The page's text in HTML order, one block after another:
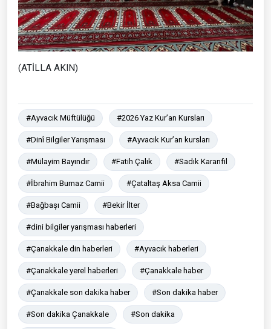
(ATİLLA AKIN)
#Ayvacık Müftülüğü #2026 Yaz Kur’an Kursları
#Dinî Bilgiler Yarışması #Ayvacık Kur’an kursları
#Mülayim Bayındır #Fatih Çalık #Sadık Karanfil
#İbrahim Burnaz Camii #Çataltaş Aksa Camii
#Bağbaşı Camii #Bekir İlter
#dini bilgiler yarışması haberleri
#Çanakkale din haberleri #Ayvacık haberleri
#Çanakkale yerel haberleri #Çanakkale haber
#Çanakkale son dakika haber #Son dakika haber
#Son dakika Çanakkale #Son dakika